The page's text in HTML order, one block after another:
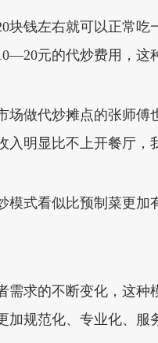
块钱左右就可以正常
元的代炒费用，这
场做代炒摊点的张师
入明显比不上开餐厅
模式看似比预制菜更
需求的不断变化，这
加规范化、专业化、服